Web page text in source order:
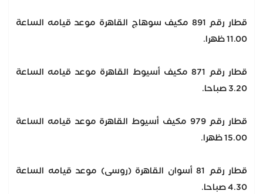
قطار رقم 891 مكيف سوهاج القاهرة موعد قيامه الساعة
11.00 ظهرا.
قطار رقم 871 مكيف أسيوط القاهرة موعد قيامه الساعة
3.20 صباحا.
قطار رقم 979 مكيف أسيوط القاهرة موعد قيامه الساعة
15.00 ظهرا.
قطار رقم 81 أسوان القاهرة (روسى) موعد قيامه الساعة
4.30 صباحا.